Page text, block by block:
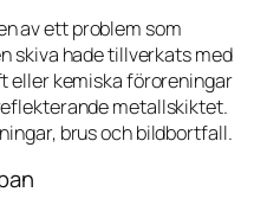
av ett problem som
skiva hade tillverkats med
eller kemiska föroreningar
metallskiktet.
brus och bildbortfall.